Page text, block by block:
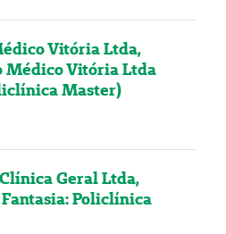
Vitória Ltda,
Médico Vitória Ltda
Master)
Geral Ltda,
Policlínica